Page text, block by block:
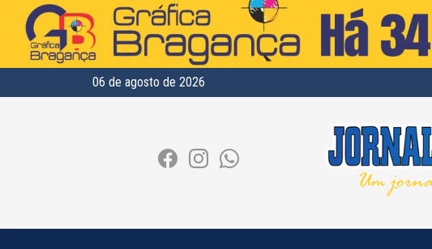
06 de agosto de 2026